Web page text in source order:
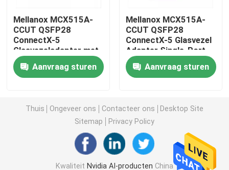
Finisar Optische Zendontvanger
de kaart van de netwerkadapter
De Vergunning van de brokaatpeul
Mellanox MCX515A-
CCUT QSFP28
ConnectX-5
Glasvezeladapter met
één poort voor
Ethernet 4G Hoge
beugel 1 jaar garantie
Aanvraag sturen
Mellanox MCX515A-
CCUT QSFP28
ConnectX-5 Glasvezel
Adapter Single-Port
voor Ethernet 4G Hoge
BeugelAanvraag sturen
Thuis Ongeveer ons Contacteer ons
Desktop Site
Sitemap
Privacy Policy
Kwaliteit Nvidia AI-producten China